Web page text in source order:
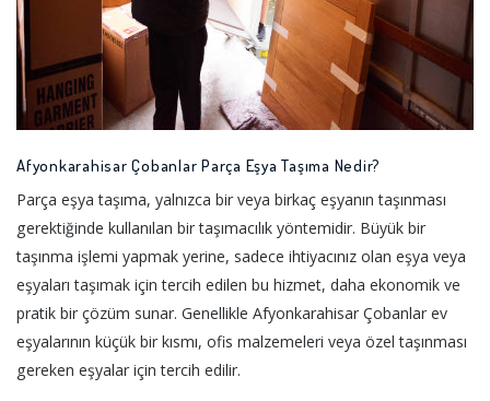
Afyonkarahisar Çobanlar Parça Eşya Taşıma Nedir?
Parça eşya taşıma, yalnızca bir veya birkaç eşyanın taşınması
gerektiğinde kullanılan bir taşımacılık yöntemidir. Büyük bir
taşınma işlemi yapmak yerine, sadece ihtiyacınız olan eşya veya
eşyaları taşımak için tercih edilen bu hizmet, daha ekonomik ve
pratik bir çözüm sunar. Genellikle Afyonkarahisar Çobanlar ev
eşyalarının küçük bir kısmı, ofis malzemeleri veya özel taşınması
gereken eşyalar için tercih edilir.